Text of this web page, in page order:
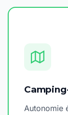
Autonomie